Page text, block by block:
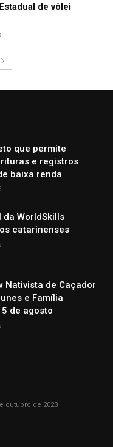
de vôlei
que permite
e registros
baixa renda
da WorldSkills
catarinenses
Nativista de Caçador
e Família
de agosto
outubro de 2023